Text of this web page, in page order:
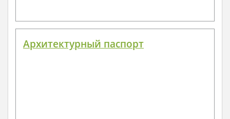
Архитектурный паспорт